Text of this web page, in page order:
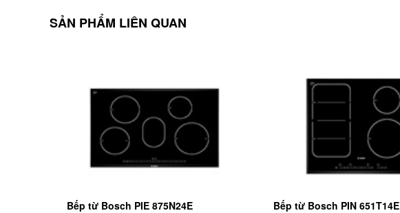
SẢN PHẨM LIÊN QUAN
Bếp từ Bosch PIE 875N24E Bếp từ Bosch PIN 651T14E